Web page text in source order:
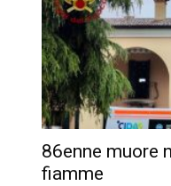
86enne muore
fiamme